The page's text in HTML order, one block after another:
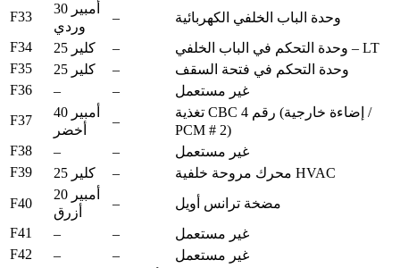
F33
30 أمبير
وردي
–
وحدة الباب الخلفي الكهربائية
F34
25 كلير –
وحدة التحكم في الباب الخلفي – LT
F35
25 كلير –
وحدة التحكم في فتحة السقف
F36
– –
غير مستعمل
F37
40 أمبير
أخضر
–
تغذية CBC رقم 4 (إضاءة خارجية /
PCM # 2)
F38
– –
غير مستعمل
F39
25 كلير –
محرك مروحة خلفية HVAC
F40
20 أمبير
أزرق
–
مضخة ترانس أويل
F41
– –
غير مستعمل
F42
– –
غير مستعمل